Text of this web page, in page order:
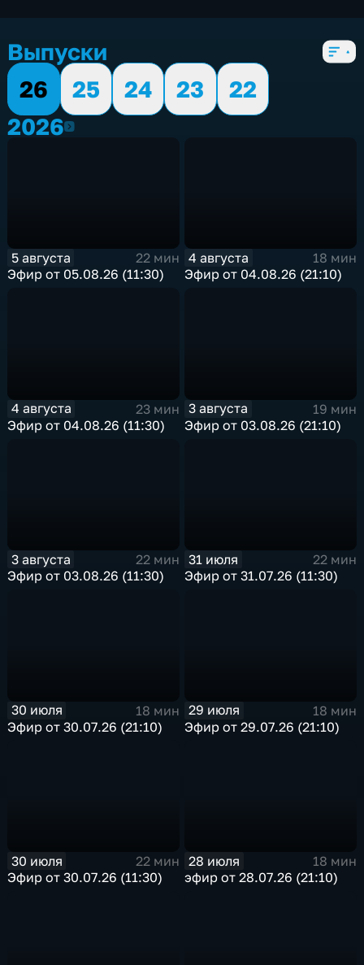
Выпуски
26
25 24 23
22
20262026
5 августа
22 мин
Эфир от 05.08.26 (11:30)
4 августа
18 мин
Эфир от 04.08.26 (21:10)
4 августа
23 мин
Эфир от 04.08.26 (11:30)
3 августа
19 мин
Эфир от 03.08.26 (21:10)
3 августа
22 мин
Эфир от 03.08.26 (11:30)
31 июля
22 мин
Эфир от 31.07.26 (11:30)
30 июля
18 мин
Эфир от 30.07.26 (21:10)
29 июля
18 мин
Эфир от 29.07.26 (21:10)
30 июля
22 мин
Эфир от 30.07.26 (11:30)
28 июля
18 мин
эфир от 28.07.26 (21:10)